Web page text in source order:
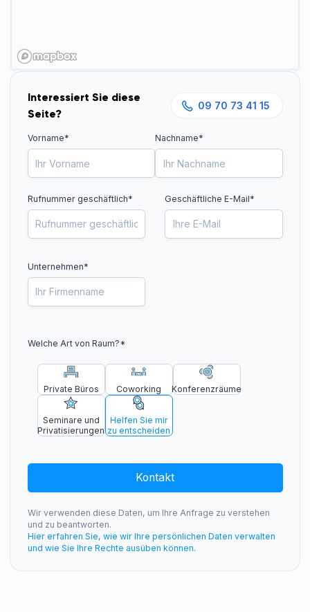
Interessiert Sie diese
Seite?
09 70 73 41 15
Vorname* Nachname*
Rufnummer geschäftlich* Geschäftliche E-Mail*
Unternehmen*
Welche Art von Raum?*
Private Büros Coworking Konferenzräume
Seminare und
Privatisierungen
Helfen Sie mir
zu entscheiden
Kontakt
Wir verwenden diese Daten, um Ihre Anfrage zu verstehen
und zu beantworten.
Hier erfahren Sie, wie wir Ihre persönlichen Daten verwalten
und wie Sie Ihre Rechte ausüben können.